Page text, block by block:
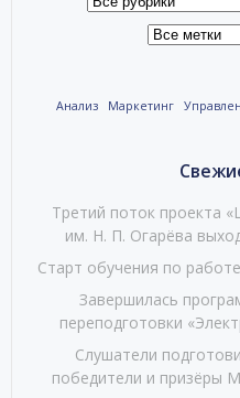
Анализ Маркетинг
Третий поток проекта
им. Н. П. Огарёва
Старт обучения по
Завершилась
переподготовки
Слушатели
победители и призёры